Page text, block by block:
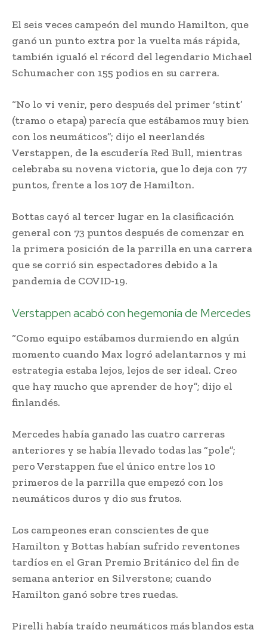
El seis veces campeón del mundo Hamilton, que
ganó un punto extra por la vuelta más rápida,
también igualó el récord del legendario Michael
Schumacher con 155 podios en su carrera.
“No lo vi venir, pero después del primer ‘stint’
(tramo o etapa) parecía que estábamos muy bien
con los neumáticos”; dijo el neerlandés
Verstappen, de la escudería Red Bull, mientras
celebraba su novena victoria, que lo deja con 77
puntos, frente a los 107 de Hamilton.
Bottas cayó al tercer lugar en la clasificación
general con 73 puntos después de comenzar en
la primera posición de la parrilla en una carrera
que se corrió sin espectadores debido a la
pandemia de COVID-19.
Verstappen acabó con hegemonía de Mercedes
“Como equipo estábamos durmiendo en algún
momento cuando Max logró adelantarnos y mi
estrategia estaba lejos, lejos de ser ideal. Creo
que hay mucho que aprender de hoy”; dijo el
finlandés.
Mercedes había ganado las cuatro carreras
anteriores y se había llevado todas las “pole”;
pero Verstappen fue el único entre los 10
primeros de la parrilla que empezó con los
neumáticos duros y dio sus frutos.
Los campeones eran conscientes de que
Hamilton y Bottas habían sufrido reventones
tardíos en el Gran Premio Británico del fin de
semana anterior en Silverstone; cuando
Hamilton ganó sobre tres ruedas.
Pirelli había traído neumáticos más blandos esta